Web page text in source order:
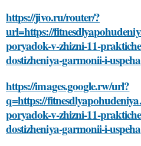
https://jivo.ru/router/?
url=https://
poryadok-v-zhizni-11-
dostizheniya-garmonii-i-uspeha
https://images.google.rw/url?
q=https://
poryadok-v-zhizni-11-
dostizheniya-garmonii-i-uspeha